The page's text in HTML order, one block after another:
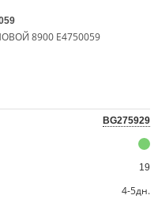
8900 E4750059
BG275929
19
4-5дн.